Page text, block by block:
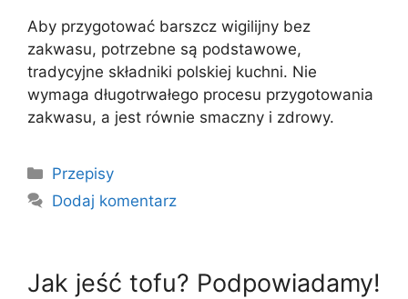
Aby przygotować barszcz wigilijny bez
zakwasu, potrzebne są podstawowe,
tradycyjne składniki polskiej kuchni. Nie
wymaga długotrwałego procesu przygotowania
zakwasu, a jest równie smaczny i zdrowy.
Kategorie
Przepisy
Dodaj komentarz
Jak jeść tofu? Podpowiadamy!